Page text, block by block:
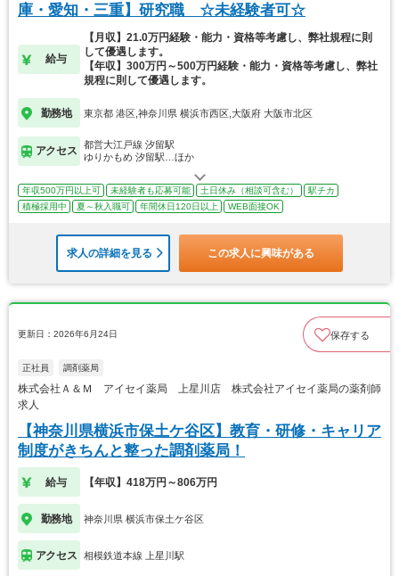
庫・愛知・三重】研究職 ☆未経験者可☆
給与
【月収】21.0万円経験・能力・資格等考慮し、弊社規程に則
して優遇します。
【年収】300万円～500万円経験・能力・資格等考慮し、弊社
規程に則して優遇します。
勤務地 東京都 港区,神奈川県 横浜市西区,大阪府 大阪市北区
アクセス
都営大江戸線 汐留駅
ゆりかもめ 汐留駅…ほか
年収500万円以上可 未経験者も応募可能 土日休み（相談可含む）
駅チカ
積極採用中
夏～秋入職可 年間休日120日以上 WEB面接OK
求人の詳細を見る この求人に興味がある
更新日：2026年6月24日 保存する
正社員 調剤薬局
株式会社Ａ＆Ｍ アイセイ薬局 上星川店 株式会社アイセイ薬局の薬剤師
求人
【神奈川県横浜市保土ケ谷区】教育・研修・キャリア
制度がきちんと整った調剤薬局！
給与 【年収】418万円～806万円
勤務地 神奈川県 横浜市保土ケ谷区
アクセス 相模鉄道本線 上星川駅